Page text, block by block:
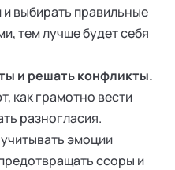
выбирать правильные
тем лучше будет себя
и решать конфликты.
как грамотно вести
разногласия.
эмоции
ссоры и